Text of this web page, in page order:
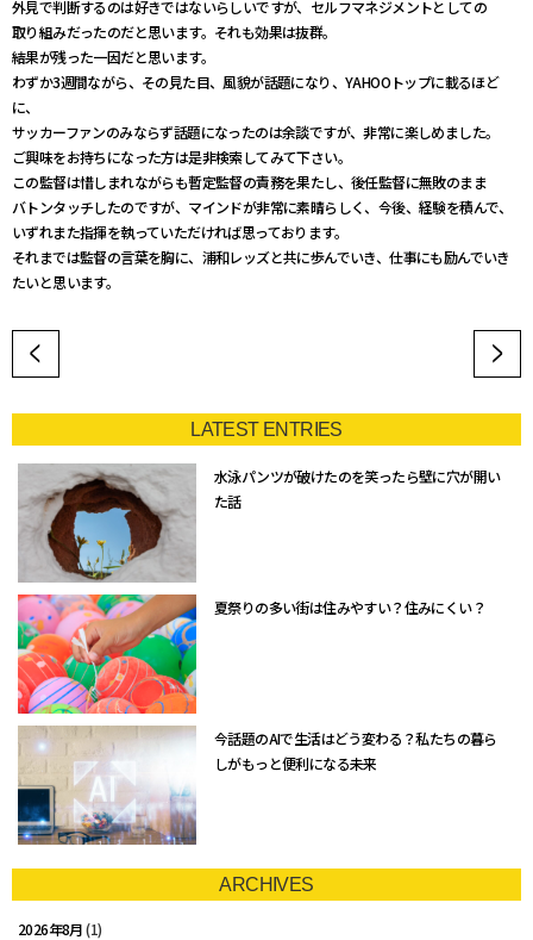
外見で判断するのは好きではないらしいですが、セルフマネジメントとしての
取り組みだったのだと思います。それも効果は抜群。
結果が残った一因だと思います。
わずか3週間ながら、その見た目、風貌が話題になり、YAHOOトップに載るほど
に、
サッカーファンのみならず話題になったのは余談ですが、非常に楽しめました。
ご興味をお持ちになった方は是非検索してみて下さい。
この監督は惜しまれながらも暫定監督の責務を果たし、後任監督に無敗のまま
バトンタッチしたのですが、マインドが非常に素晴らしく、今後、経験を積んで、
いずれまた指揮を執っていただければ思っております。
それまでは監督の言葉を胸に、浦和レッズと共に歩んでいき、仕事にも励んでいき
たいと思います。
LATEST ENTRIES
水泳パンツが破けたのを笑ったら壁に穴が開い
た話
夏祭りの多い街は住みやすい？住みにくい？
今話題のAIで生活はどう変わる？私たちの暮ら
しがもっと便利になる未来
ARCHIVES
2026年8月(1)